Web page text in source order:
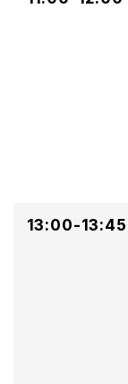
13:00-13:45